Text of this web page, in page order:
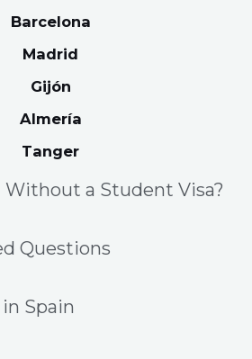
Barcelona
Madrid
Gijón
Almería
Tanger
Without a Student Visa?
Questions
Spain